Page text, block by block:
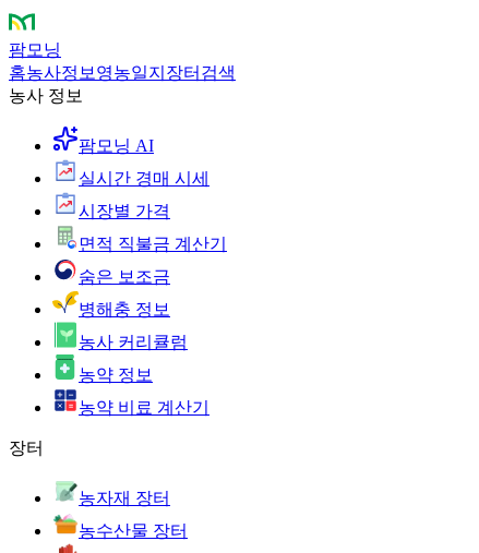
팜모닝
홈농사정보 영농일지 장터 검색
농사 정보
팜모닝 AI
실시간 경매 시세
시장별 가격
면적 직불금 계산기
숨은 보조금
병해충 정보
농사 커리큘럼
농약 정보
농약 비료 계산기
장터
농자재 장터
농수산물 장터